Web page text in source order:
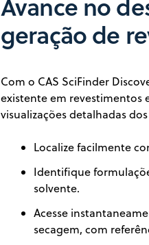
geração de
Com o CAS SciFinder
existente em revestimentos
visualizações detalhadas
Localize facilmente
Identifique
solvente.
Acesse
secagem, com